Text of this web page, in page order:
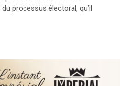
processus électoral, qu’il